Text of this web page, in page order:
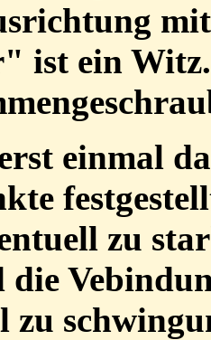
ist ein
einmal
zu
zu